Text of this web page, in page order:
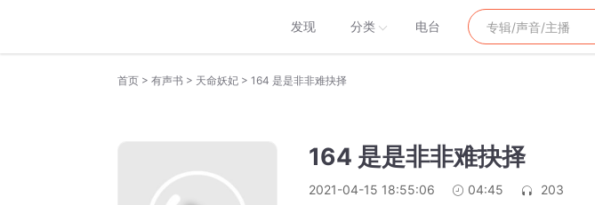
发现 分类 电台
首页 > 有声书 > 天命妖妃 > 164 是是非非难抉择
164 是是非非难抉择
2021-04-15 18:55:06 04:45
203